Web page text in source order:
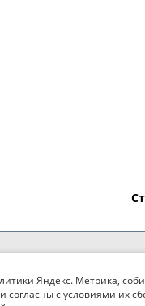
Яндекс. Метрика,
с условиями их